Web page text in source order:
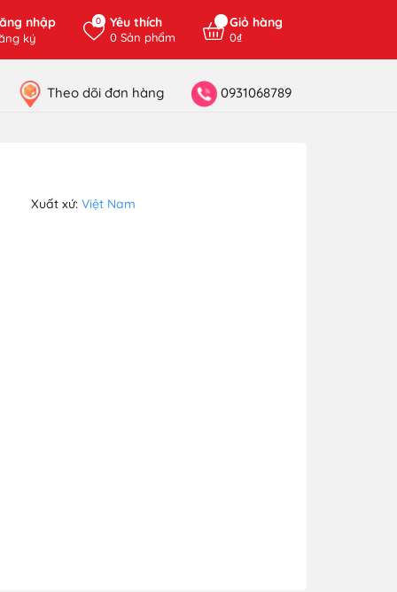
nhập
ký
0 Yêu thích
0Sản phẩm
Giỏ hàng
0₫
Theo dõi đơn hàng 0931068789
Xuất xứ: Việt Nam